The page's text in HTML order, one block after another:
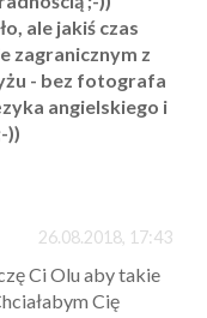
ale jakiś czas
zagranicznym z
- bez fotografa
angielskiego i
))
26.08.2018, 17:43
Ci Olu aby takie
Cię